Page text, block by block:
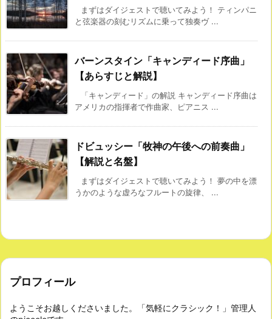
まずはダイジェストで聴いてみよう！ ティンパニ
と弦楽器の刻むリズムに乗って独奏ヴ ...
バーンスタイン「キャンディード序曲」
【あらすじと解説】
「キャンディード」の解説 キャンディード序曲は
アメリカの指揮者で作曲家、ピアニス ...
ドビュッシー「牧神の午後への前奏曲」
【解説と名盤】
まずはダイジェストで聴いてみよう！ 夢の中を漂
うかのような虚ろなフルートの旋律、 ...
プロフィール
ようこそお越しくださいました。「気軽にクラシック！」管理人